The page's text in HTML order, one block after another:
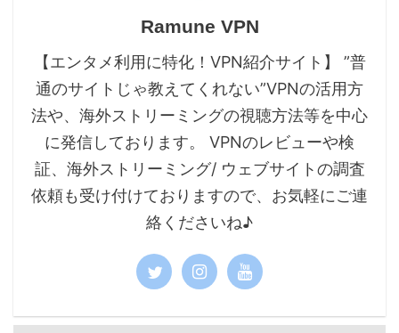
Ramune VPN
【エンタメ利用に特化！VPN紹介サイト】 ”普
通のサイトじゃ教えてくれない”VPNの活用方
法や、海外ストリーミングの視聴方法等を中心
に発信しております。 VPNのレビューや検
証、海外ストリーミング/ ウェブサイトの調査
依頼も受け付けておりますので、お気軽にご連
絡くださいね♪